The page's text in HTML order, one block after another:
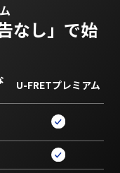
なし」で始
U-FRETプレミアム